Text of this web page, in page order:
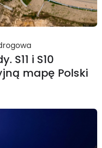
S11 i S10
mapę Polski